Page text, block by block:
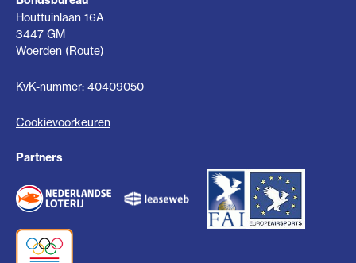
Houttuinlaan 16A
3447 GM
Woerden (Route)
KvK-nummer: 40409050
Cookievoorkeuren
Partners